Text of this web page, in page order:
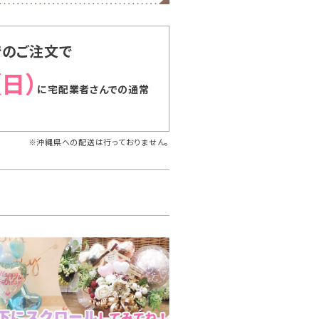
ご注文で
） に宅配業者さんでの通常
※沖縄県への配送は行っておりません。